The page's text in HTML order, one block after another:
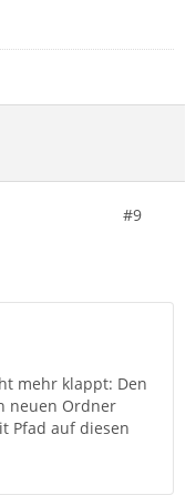
#9
mehr klappt: Den
neuen Ordner
Pfad auf diesen